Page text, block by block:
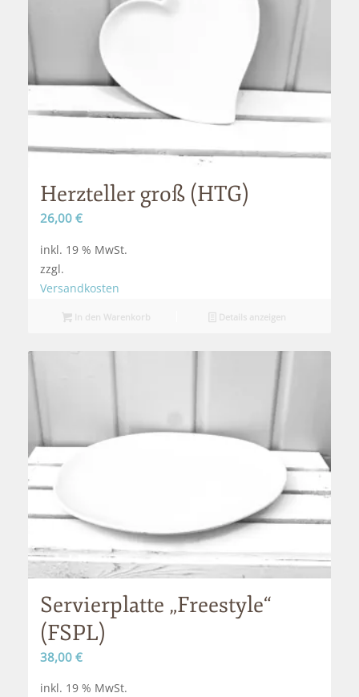
Herzteller groß (HTG)
26,00 €
inkl. 19 % MwSt.
zzgl.
Versandkosten
In den Warenkorb Details anzeigen
Servierplatte „Freestyle“
(FSPL)
38,00 €
inkl. 19 % MwSt.